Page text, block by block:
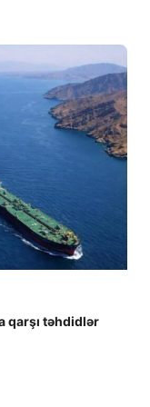
qarşı təhdidlər